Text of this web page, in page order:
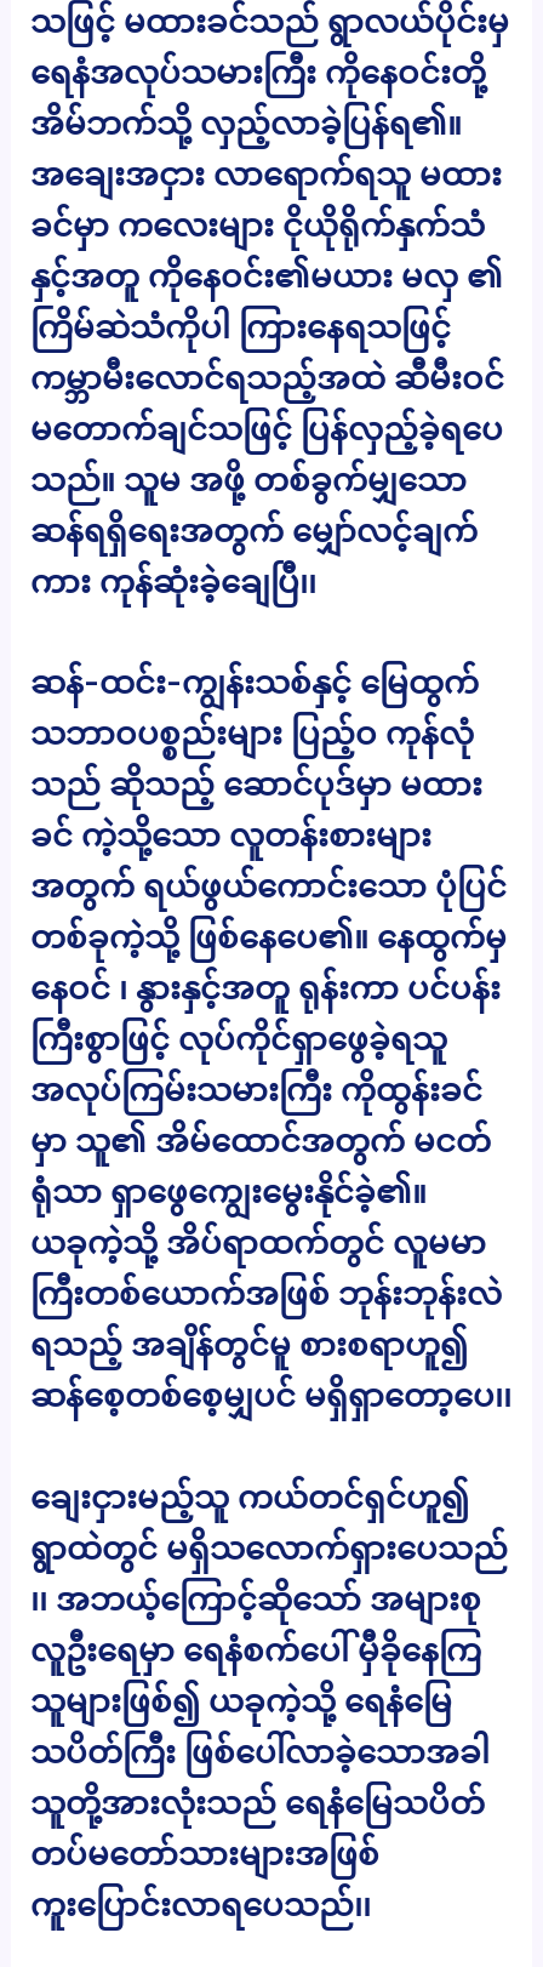
သဖြင့် မထားခင်သည် ရွာလယ်ပိုင်းမှ
ရေနံအလုပ်သမားကြီး ကိုနေဝင်းတို့
အိမ်ဘက်သို့ လှည့်လာခဲ့ပြန်ရ၏။
အချေးအငှား လာရောက်ရသူ မထား
ခင်မှာ ကလေးများ ငိုယိုရိုက်နှက်သံ
နှင့်အတူ ကိုနေဝင်း၏မယား မလှ ၏
ကြိမ်ဆဲသံကိုပါ ကြားနေရသဖြင့်
ကမ္ဘာမီးလောင်ရသည့်အထဲ ဆီမီးဝင်
မတောက်ချင်သဖြင့် ပြန်လှည့်ခဲ့ရပေ
သည်။ သူမ အဖို့ တစ်ခွက်မျှသော
ဆန်ရရှိရေးအတွက် မျှော်လင့်ချက်
ကား ကုန်ဆုံးခဲ့ချေပြီ၊၊
ဆန်-ထင်း-ကျွန်းသစ်နှင့် မြေထွက်
သဘာဝပစ္စည်းများ ပြည့်ဝ ကုန်လုံ
သည် ဆိုသည့် ဆောင်ပုဒ်မှာ မထား
ခင် ကဲ့သို့သော လူတန်းစားများ
အတွက် ရယ်ဖွယ်ကောင်းသော ပုံပြင်
တစ်ခုကဲ့သို့ ဖြစ်နေပေ၏။ နေထွက်မှ
နေဝင် ၊ နွားနှင့်အတူ ရုန်းကာ ပင်ပန်း
ကြီးစွာဖြင့် လုပ်ကိုင်ရှာဖွေခဲ့ရသူ
အလုပ်ကြမ်းသမားကြီး ကိုထွန်းခင်
မှာ သူ၏ အိမ်ထောင်အတွက် မငတ်
ရုံသာ ရှာဖွေကျွေးမွေးနိုင်ခဲ့၏။
ယခုကဲ့သို့ အိပ်ရာထက်တွင် လူမမာ
ကြီးတစ်ယောက်အဖြစ် ဘုန်းဘုန်းလဲ
ရသည့် အချိန်တွင်မူ စားစရာဟူ၍
ဆန်စေ့တစ်စေ့မျှပင် မရှိရှာတော့ပေ၊၊
ချေးငှားမည့်သူ ကယ်တင်ရှင်ဟူ၍
ရွာထဲတွင် မရှိသလောက်ရှားပေသည်
၊၊ အဘယ့်ကြောင့်ဆိုသော် အများစု
လူဦးရေမှာ ရေနံစက်ပေါ် မှီခိုနေကြ
သူများဖြစ်၍ ယခုကဲ့သို့ ရေနံမြေ
သပိတ်ကြီး ဖြစ်ပေါ်လာခဲ့သောအခါ
သူတို့အားလုံးသည် ရေနံမြေသပိတ်
တပ်မတော်သားများအဖြစ်
ကူးပြောင်းလာရပေသည်၊၊